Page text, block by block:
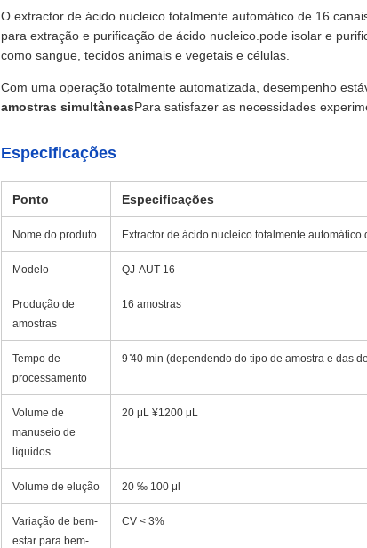
O extractor de ácido nucleico totalmente automático de 16
para extração e purificação de ácido nucleico.pode isolar e
como sangue, tecidos animais e vegetais e células.
Com uma operação totalmente automatizada, desempenho
amostras simultâneasPara satisfazer as necessidades
Especificações
Ponto Especificações
Nome do produto Extractor de ácido nucleico totalmente automático
Modelo QJ-AUT-16
Produção de
amostras
16 amostras
Tempo de
processamento
9 ̊40 min (dependendo do tipo de amostra e das
Volume de
manuseio de
líquidos
20 μL ¥1200 μL
Volume de elução 20 ‰ 100 μl
Variação de bem-
estar para bem-
CV < 3%